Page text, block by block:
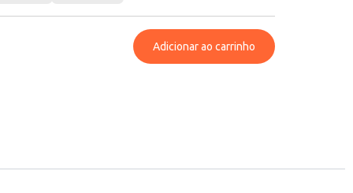
Adicionar ao carrinho